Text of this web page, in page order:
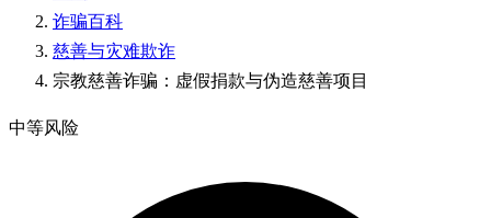
诈骗百科
慈善与灾难欺诈
宗教慈善诈骗：虚假捐款与伪造慈善项目
中等风险